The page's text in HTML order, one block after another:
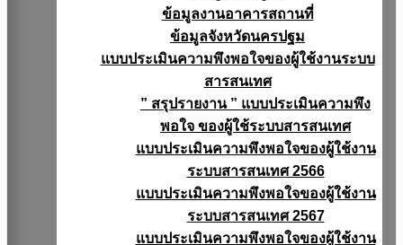
ข้อมูลงานอาคารสถานที่
ข้อมูลจังหวัดนครปฐม
แบบประเมินความพึงพอใจของผู้ใช้งานระบบ
สารสนเทศ
” สรุปรายงาน ” แบบประเมินความพึง
พอใจ ของผู้ใช้ระบบสารสนเทศ
แบบประเมินความพึงพอใจของผู้ใช้งาน
ระบบสารสนเทศ 2566
แบบประเมินความพึงพอใจของผู้ใช้งาน
ระบบสารสนเทศ 2567
แบบประเมินความพึงพอใจของผู้ใช้งาน